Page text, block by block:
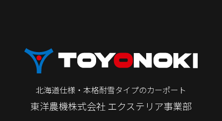
北海道仕様・本格耐雪タイプのカーポート
東洋農機株式会社 エクステリア事業部